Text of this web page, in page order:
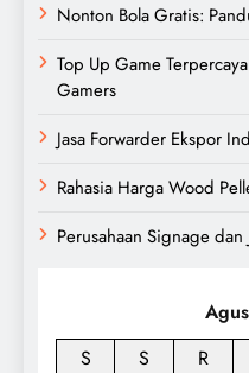
Nonton Bola Gratis:
Top Up Game
Gamers
Jasa Forwarder Ekspor
Rahasia Harga Wood
Perusahaan Signage
S
S R